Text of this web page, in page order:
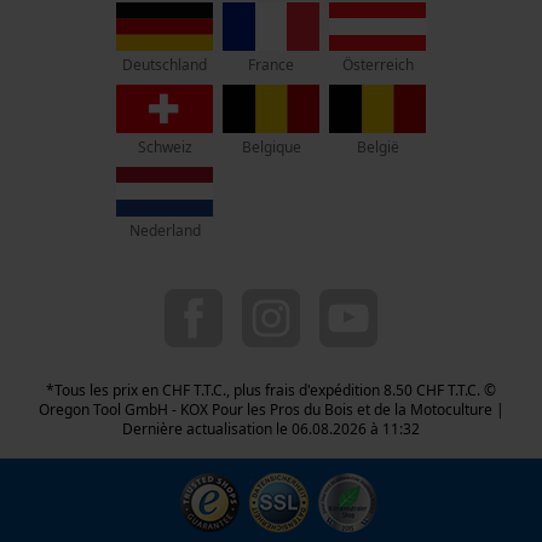
70736 Fellbach
Pas de magasin !
Adresse de retour:
Beim Erlenwäldchen 14/2
71522 Backnang
Service clients :
Deutschland France Österreich
Schweiz Belgique België
Nederland
*Tous les prix en CHF T.T.C., plus frais d'expédition 8.50 CHF T.T.C. ©
Oregon Tool GmbH - KOX Pour les Pros du Bois et de la Motoculture |
Dernière actualisation le 06.08.2026 à 11:32
Panier sauvegardé
Salutation personnelle
utilisateurs
Vidéos YouTube
Google Maps
Google Global Site Tag
Microsoft Advertising Universal
Event Tracking